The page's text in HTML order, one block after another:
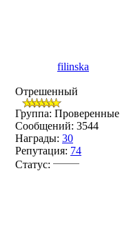
filinska
Отрешенный
Группа: Проверенные
Сообщений: 3544
Награды: 30
Репутация: 74
Статус: